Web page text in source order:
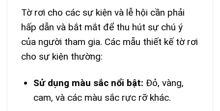
Tờ rơi cho các sự kiện và lễ hội cần phải
hấp dẫn và bắt mắt để thu hút sự chú ý
của người tham gia. Các mẫu thiết kế tờ rơi
cho sự kiện thường:
Sử dụng màu sắc nổi bật: Đỏ, vàng,
cam, và các màu sắc rực rỡ khác.